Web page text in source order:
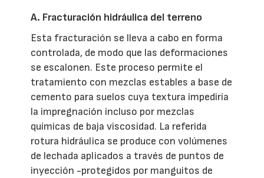
A. Fracturación hidráulica del terreno
Esta fracturación se lleva a cabo en forma
controlada, de modo que las deformaciones
se escalonen. Este proceso permite el
tratamiento con mezclas estables a base de
cemento para suelos cuya textura impediría
la impregnación incluso por mezclas
químicas de baja viscosidad. La referida
rotura hidráulica se produce con volúmenes
de lechada aplicados a través de puntos de
inyección -protegidos por manguitos de